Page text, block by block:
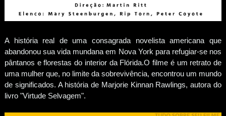
A história real de uma consagrada novelista americana que
abandonou sua vida mundana em Nova York para refugiar-se nos
pântanos e florestas do interior da Flórida.O filme é um retrato de
uma mulher que, no limite da sobrevivência, encontrou um mundo
de significados. A história de Marjorie Kinnan Rawlings, autora do
livro "Virtude Selvagem".